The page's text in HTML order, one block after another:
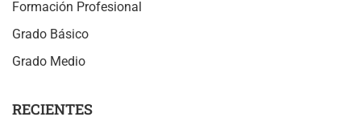
Formación Profesional
Grado Básico
Grado Medio
RECIENTES